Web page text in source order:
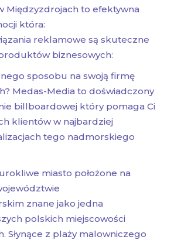
Międzyzdrojach to efektywna
która:
reklamowe są skuteczne
biznesowych:
sposobu na swoją firmę
Medas-Media to doświadczony
billboardowej który pomaga Ci
klientów w najbardziej
tego nadmorskiego
miasto położone na
znane jako jedna
polskich miejscowości
Słynące z plaży malowniczego